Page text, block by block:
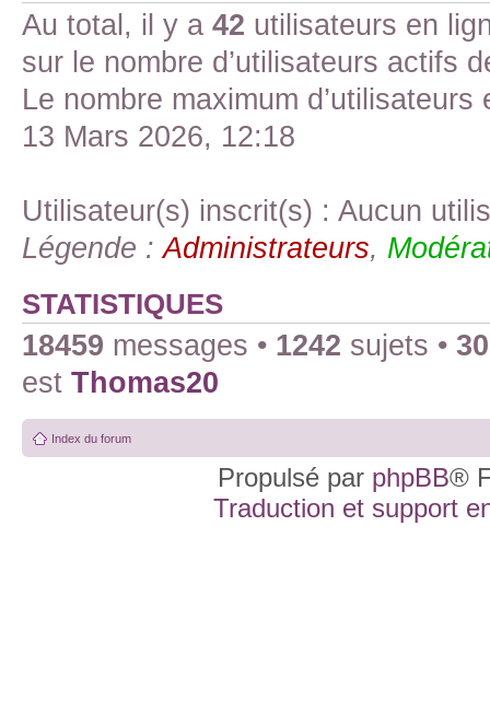
Au total, il y a 42 utilisateurs en
sur le nombre d’utilisateurs actifs
Le nombre maximum
13 Mars 2026, 12:18
Utilisateur(s) inscrit(s) : Aucun
Légende :Administrateurs,
STATISTIQUES
18459 messages • 1242 sujets •
est Thomas20
Index du forum
Propulsé par phpBB®
Traduction et support